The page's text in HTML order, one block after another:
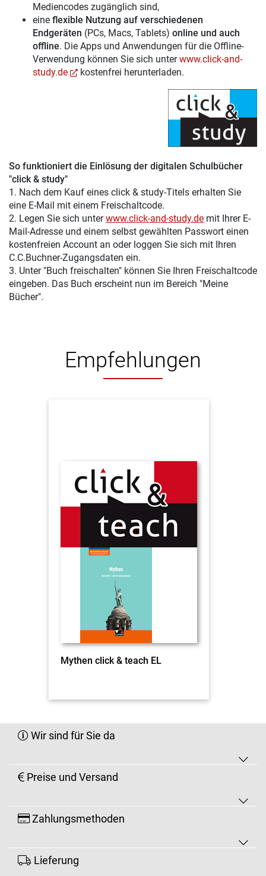
Mediencodes zugänglich sind,
eine flexible Nutzung auf verschiedenen
Endgeräten (PCs, Macs, Tablets) online und auch
offline. Die Apps und Anwendungen für die Offline-
Verwendung können Sie sich unterwww.click-and-
study.de
kostenfrei herunterladen.
So funktioniert die Einlösung der digitalen Schulbücher
"click & study"
1. Nach dem Kauf eines click & study-Titels erhalten Sie
eine E-Mail mit einem Freischaltcode.
2. Legen Sie sich unterwww.click-and-study.de mit Ihrer E-
Mail-Adresse und einem selbst gewählten Passwort einen
kostenfreien Account an oder loggen Sie sich mit Ihren
C.C.Buchner-Zugangsdaten ein.
3. Unter "Buch freischalten" können Sie Ihren Freischaltcode
eingeben. Das Buch erscheint nun im Bereich "Meine
Bücher".
Empfehlungen
Mythen click & teach EL
Wir sind für Sie da
Preise und Versand
Zahlungsmethoden
Lieferung